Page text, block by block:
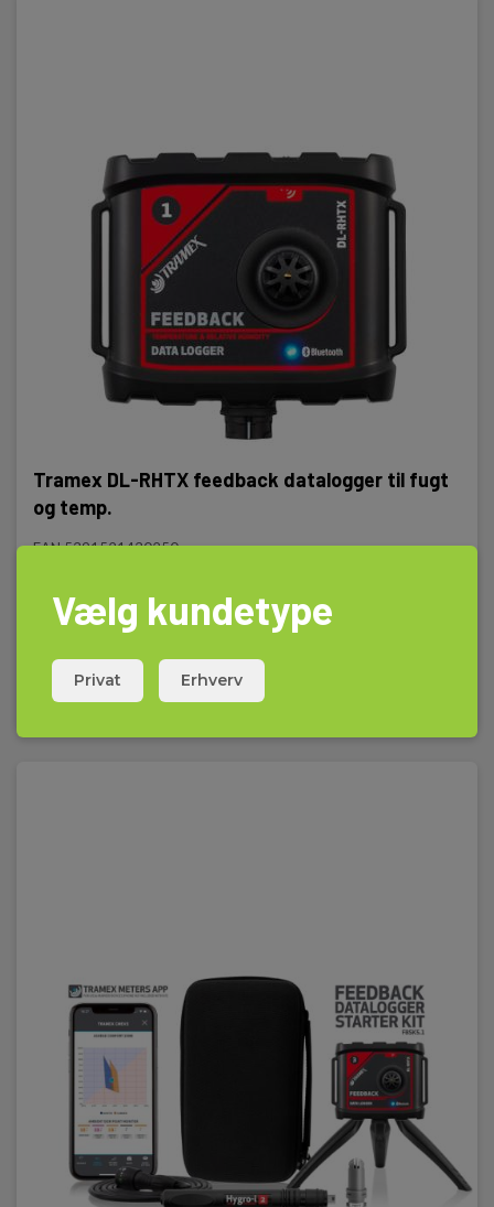
Tramex DL-RHTX feedback datalogger til fugt
og temp.
EAN 5391521430250
På lager
1.645,00 DKK
Læs mere
Vælg kundetype
Privat Erhverv